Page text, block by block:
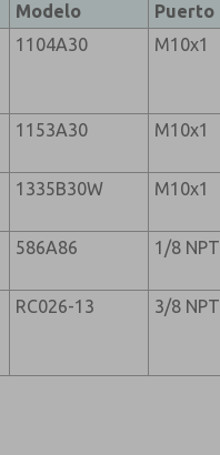
Modelo
Puerto
1104A30 M10x1
1153A30 M10x1
1335B30W M10x1
586A86 1/8 NPT
RC026-13 3/8 NPT